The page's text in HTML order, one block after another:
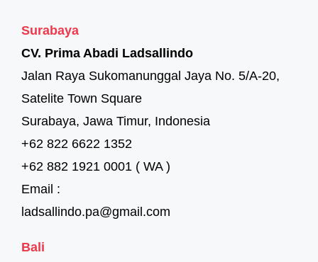
Surabaya
CV. Prima Abadi Ladsallindo
Jalan Raya Sukomanunggal Jaya No. 5/A-20,
Satelite Town Square
Surabaya, Jawa Timur, Indonesia
+62 822 6622 1352
+62 882 1921 0001 ( WA )
Email :
ladsallindo.pa@gmail.com
Bali